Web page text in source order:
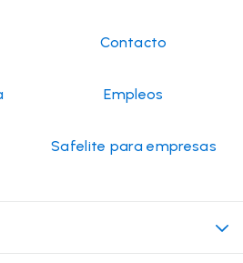
Contacto
Empleos
Safelite para empresas